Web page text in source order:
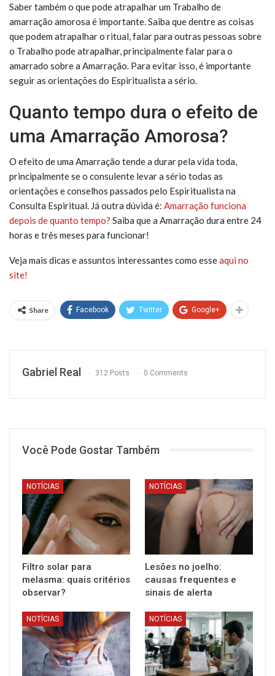
Saber também o que pode atrapalhar um Trabalho de
amarração amorosa é importante. Saiba que dentre as coisas
que podem atrapalhar o ritual, falar para outras pessoas sobre
o Trabalho pode atrapalhar, principalmente falar para o
amarrado sobre a Amarração. Para evitar isso, é importante
seguir as orientações do Espiritualista a sério.
Quanto tempo dura o efeito de
uma Amarração Amorosa?
O efeito de uma Amarração tende a durar pela vida toda,
principalmente se o consulente levar a sério todas as
orientações e conselhos passados pelo Espiritualista na
Consulta Espiritual. Já outra dúvida é: Amarração funciona
depois de quanto tempo? Saiba que a Amarração dura entre 24
horas e três meses para funcionar!
Veja mais dicas e assuntos interessantes como esseaqui no
site!
Share Facebook Twitter Google+
Gabriel Real 312 Posts 0 Comments
Você Pode Gostar Também
NOTÍCIAS
Filtro solar para
melasma: quais critérios
observar?
NOTÍCIAS
Lesões no joelho:
causas frequentes e
sinais de alerta
NOTÍCIAS NOTÍCIAS